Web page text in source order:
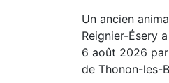
Un ancien
Reignier-Ésery
6 août 2026
de Thonon-les-